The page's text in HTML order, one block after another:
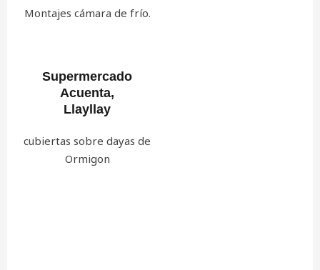
Montajes cámara de frío.
Supermercado
Acuenta,
Llayllay
cubiertas sobre dayas de
Ormigon